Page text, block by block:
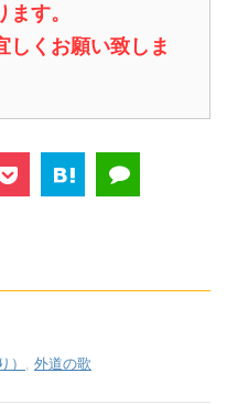
す。
しくお願い致しま
外道の歌